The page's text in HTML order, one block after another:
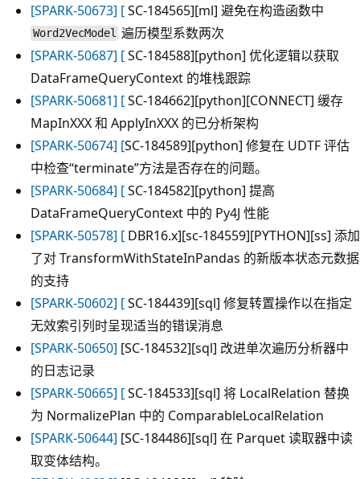
[SPARK-50673] [SC-184565][ml] 避免在构造函数中
Word2VecModel 遍历模型系数两次
[SPARK-50687] [SC-184588][python] 优化逻辑以获取
DataFrameQueryContext 的堆栈跟踪
[SPARK-50681] [SC-184662][python][CONNECT] 缓存
MapInXXX 和 ApplyInXXX 的已分析架构
[SPARK-50674] [SC-184589][python] 修复在 UDTF 评估
中检查“terminate”方法是否存在的问题。
[SPARK-50684] [SC-184582][python] 提高
DataFrameQueryContext 中的 Py4J 性能
[SPARK-50578] [ DBR16.x][sc-184559][PYTHON][ss] 添加
了对 TransformWithStateInPandas 的新版本状态元数据
的支持
[SPARK-50602] [SC-184439][sql] 修复转置操作以在指定
无效索引列时呈现适当的错误消息
[SPARK-50650] [SC-184532][sql] 改进单次遍历分析器中
的日志记录
[SPARK-50665] [SC-184533][sql] 将 LocalRelation 替换
为 NormalizePlan 中的 ComparableLocalRelation
[SPARK-50644] [SC-184486][sql] 在 Parquet 读取器中读
取变体结构。